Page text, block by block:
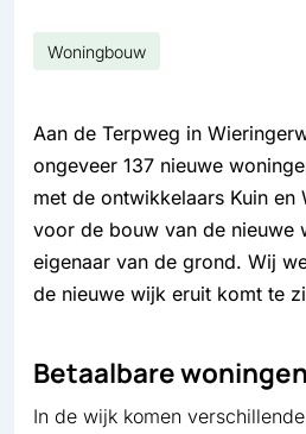
Woningbouw
Aan de Terpweg in
ongeveer 137 nieuwe
met de ontwikkelaars Kuin en
voor de bouw van de nieuwe
eigenaar van de grond. Wij
de nieuwe wijk eruit komt te
Betaalbare woningen
In de wijk komen